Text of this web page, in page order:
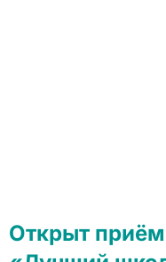
Открыт приём